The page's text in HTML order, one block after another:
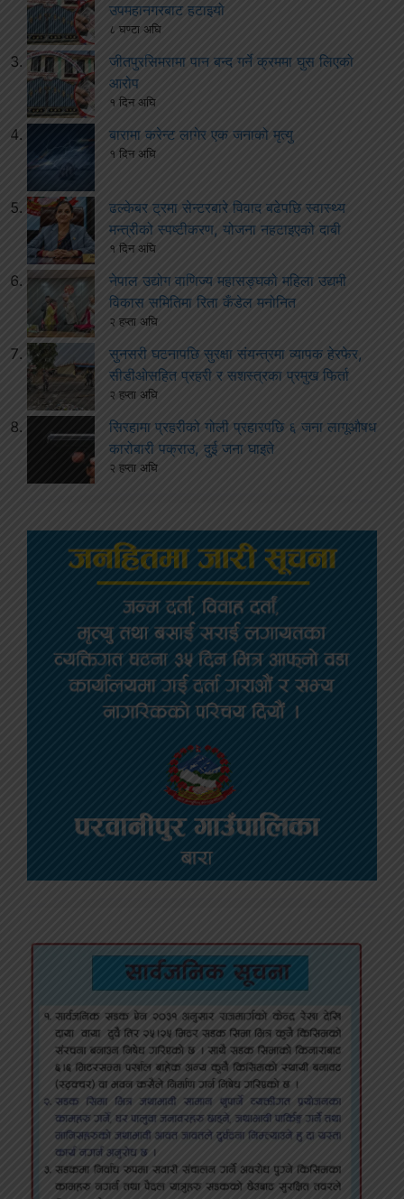
उपमहानगरबाट हटाइयो
८ घण्टा अघि
जीतपुरसिमरामा पान बन्द गर्ने क्रममा घुस लिएको
आरोप
१ दिन अघि
बारामा करेन्ट लागेर एक जनाको मृत्यु
१ दिन अघि
ढल्केबर ट्रमा सेन्टरबारे विवाद बढेपछि स्वास्थ्य
मन्त्रीको स्पष्टीकरण, योजना नहटाइएको दाबी
१ दिन अघि
नेपाल उद्योग वाणिज्य महासङ्घको महिला उद्यमी
विकास समितिमा रिता कँडेल मनोनित
२ हप्ता अघि
सुनसरी घटनापछि सुरक्षा संयन्त्रमा व्यापक हेरफेर,
सीडीओसहित प्रहरी र सशस्त्रका प्रमुख फिर्ता
२ हप्ता अघि
सिरहामा प्रहरीको गोली प्रहारपछि ६ जना लागूऔषध
कारोबारी पक्राउ, दुई जना घाइते
२ हप्ता अघि